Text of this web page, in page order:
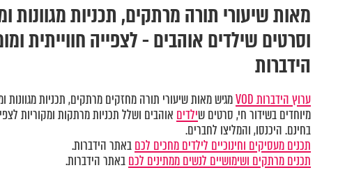
מאות שיעורי תורה מרתקים, תכניות מגוונות
וסרטים שילדים אוהבים - לצפייה חווייתית
הידברות
ערוץ הידברות VOD מגיש מאות שיעורי תורה מחזקים מרתקים, תכניות מגוונות
מיוחדים בשידור חי, סרטים שילדים אוהבים ושלל תכניות מרתקות ומקוריות
בחינם. היכנסו, והמליצו לחברים.
תכנים מעסיקים וחינוכיים לילדים מחכים לכםבאתר הידברות.
תכנים מרתקים ושימושיים לנשים ממתינים לכםבאתר הידברות.